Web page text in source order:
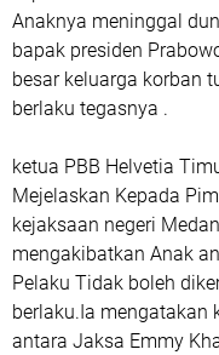
Anaknya meninggal
bapak presiden
besar keluarga korban
berlaku tegasnya .
ketua PBB Helvetia
Mejelaskan Kepada
kejaksaan negeri
mengakibatkan Anak
Pelaku Tidak boleh
berlaku.Ia mengatakan
antara Jaksa Emmy